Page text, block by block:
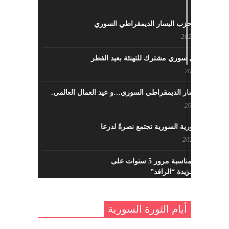
نشاطات حزب اليسار الديمقراطي السوري
لقاء تركي سوري مشترك للتهنئة بعيد الفطر
حزب اليسار الديمقراطي السوري…و عيد العمال العالمي.
القوى الثورية السورية تجتمع نصرةً لدرعا
احتفالية بمناسبة مرور 5 سنوات على
تأسيس جريدة “الرافد”
القدس والربيع العربي في ندوة لحزب
أيام الثورة السورية